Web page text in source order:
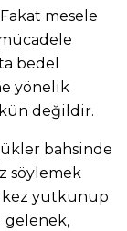
mesele
bedel
yönelik
değildir.
bahsinde
söylemek
kez yutkunup
gelenek,